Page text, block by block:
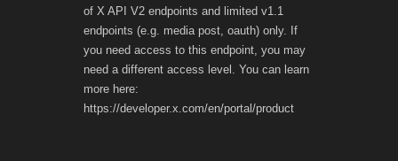
of X API V2 endpoints and limited v1.1
endpoints (e.g. media post, oauth) only. If
you need access to this endpoint, you may
need a different access level. You can learn
more here:
https://developer.x.com/en/portal/product